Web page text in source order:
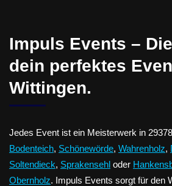
Impuls Events –
dein perfektes
Wittingen.
Jedes Event ist ein Meisterwerk in
Bodenteich, Schönewörde, Wahrenholz,
Soltendieck, Sprakensehl oder
Obernholz. Impuls Events sorgt für den